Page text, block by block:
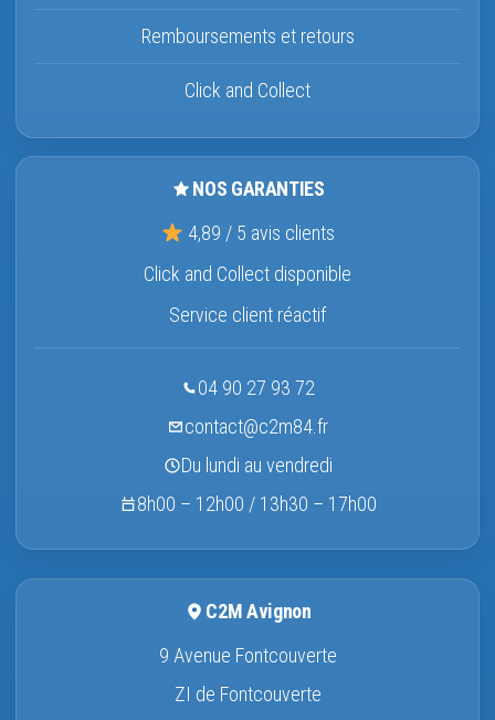
Remboursements et retours
Click and Collect
NOS GARANTIES
4,89 / 5 avis clients
Click and Collect disponible
Service client réactif
04 90 27 93 72
contact@c2m84.fr
Du lundi au vendredi
8h00 – 12h00 / 13h30 – 17h00
C2M Avignon
9 Avenue Fontcouverte
ZI de Fontcouverte